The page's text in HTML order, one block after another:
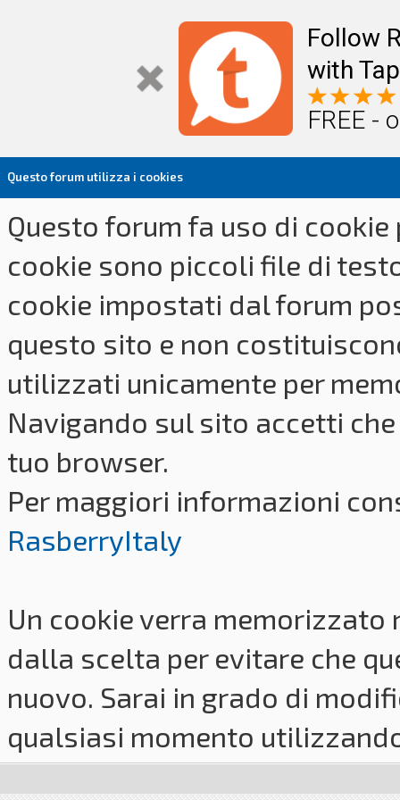
Follow
with
FREE -
Questo forum utilizza i cookies
Questo forum fa uso di
cookie sono piccoli file di
cookie impostati dal forum
questo sito e non
utilizzati unicamente per
Navigando sul sito accetti
tuo browser.
Per maggiori informazioni
RasberryItaly
Un cookie verra
dalla scelta per evitare che
nuovo. Sarai in grado di
qualsiasi momento